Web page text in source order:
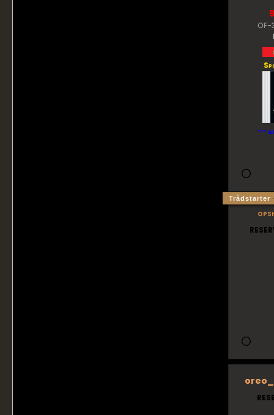
OF-
***
Trådstarter